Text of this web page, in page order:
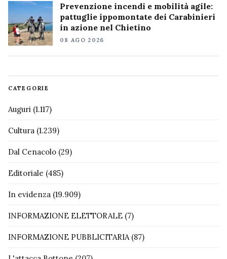
Prevenzione incendi e mobilità agile:
pattuglie ippomontate dei Carabinieri
in azione nel Chietino
08 AGO 2026
CATEGORIE
Auguri (1.117)
Cultura (1.239)
Dal Cenacolo (29)
Editoriale (485)
In evidenza (19.909)
INFORMAZIONE ELETTORALE (7)
INFORMAZIONE PUBBLICITARIA(87)